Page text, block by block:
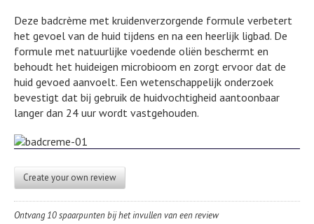
Deze badcrème met kruidenverzorgende formule verbetert
het gevoel van de huid tijdens en na een heerlijk ligbad. De
formule met natuurlijke voedende oliën beschermt en
behoudt het huideigen microbioom en zorgt ervoor dat de
huid gevoed aanvoelt. Een wetenschappelijk onderzoek
bevestigt dat bij gebruik de huidvochtigheid aantoonbaar
langer dan 24 uur wordt vastgehouden.
Create your own review
Ontvang 10 spaarpunten bij het invullen van een review